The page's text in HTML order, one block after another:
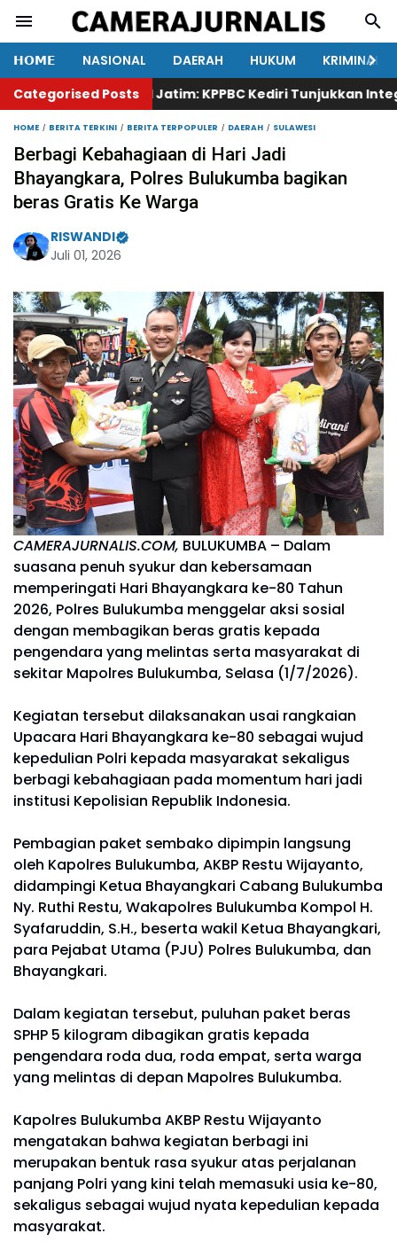
𝗛𝗢𝗠𝗘 NASIONAL DAERAH HUKUM
KRIMINAL
Categorised Posts
Ketua KAKI Jatim: KPPBC Kediri Tunjukkan Integritas,
HOME BERITA TERKINI BERITA TERPOPULER DAERAH SULAWESI
Berbagi Kebahagiaan di Hari Jadi
Bhayangkara, Polres Bulukumba bagikan
beras Gratis Ke Warga
RISWANDI
Juli 01, 2026
CAMERAJURNALIS.COM, BULUKUMBA – Dalam
suasana penuh syukur dan kebersamaan
memperingati Hari Bhayangkara ke-80 Tahun
2026, Polres Bulukumba menggelar aksi sosial
dengan membagikan beras gratis kepada
pengendara yang melintas serta masyarakat di
sekitar Mapolres Bulukumba, Selasa (1/7/2026).
Kegiatan tersebut dilaksanakan usai rangkaian
Upacara Hari Bhayangkara ke-80 sebagai wujud
kepedulian Polri kepada masyarakat sekaligus
berbagi kebahagiaan pada momentum hari jadi
institusi Kepolisian Republik Indonesia.
Pembagian paket sembako dipimpin langsung
oleh Kapolres Bulukumba, AKBP Restu Wijayanto,
didampingi Ketua Bhayangkari Cabang Bulukumba
Ny. Ruthi Restu, Wakapolres Bulukumba Kompol H.
Syafaruddin, S.H., beserta wakil Ketua Bhayangkari,
para Pejabat Utama (PJU) Polres Bulukumba, dan
Bhayangkari.
Dalam kegiatan tersebut, puluhan paket beras
SPHP 5 kilogram dibagikan gratis kepada
pengendara roda dua, roda empat, serta warga
yang melintas di depan Mapolres Bulukumba.
Kapolres Bulukumba AKBP Restu Wijayanto
mengatakan bahwa kegiatan berbagi ini
merupakan bentuk rasa syukur atas perjalanan
panjang Polri yang kini telah memasuki usia ke-80,
sekaligus sebagai wujud nyata kepedulian kepada
masyarakat.